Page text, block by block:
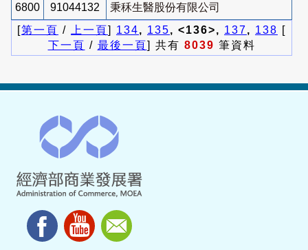
6800 91044132
秉秝生醫股份有限公司
[第一頁 / 上一頁] 134, 135, <136>, 137, 138 [
下一頁 / 最後一頁] 共有 8039 筆資料